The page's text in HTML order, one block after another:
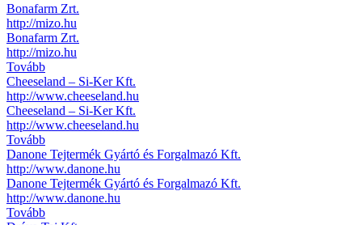
Bonafarm Zrt.
http://mizo.hu
Bonafarm Zrt.
http://mizo.hu
Tovább
Cheeseland – Si-Ker Kft.
http://www.cheeseland.hu
Cheeseland – Si-Ker Kft.
http://www.cheeseland.hu
Tovább
Danone Tejtermék Gyártó és Forgalmazó Kft.
http://www.danone.hu
Danone Tejtermék Gyártó és Forgalmazó Kft.
http://www.danone.hu
Tovább